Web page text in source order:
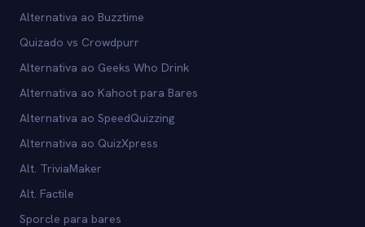
Alternativa ao Buzztime
Quizado vs Crowdpurr
Alternativa ao Geeks Who Drink
Alternativa ao Kahoot para Bares
Alternativa ao SpeedQuizzing
Alternativa ao QuizXpress
Alt. TriviaMaker
Alt. Factile
Sporcle para bares